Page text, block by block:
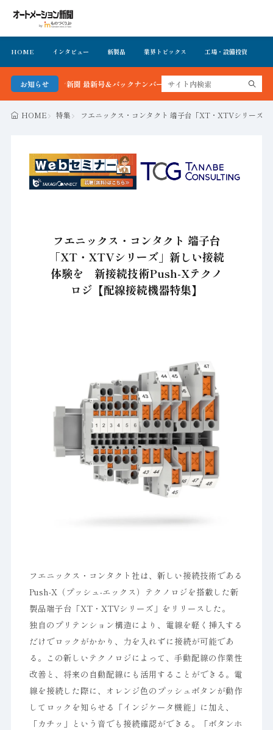
HOME インタビュー 新製品 業界トピックス 工場・設備投資
お知らせ
ション新聞 最新号＆バックナンバーを無料で公開中 詳細はこちら
HOME 特集 フエニックス・コンタクト 端子台「XT・XTVシリーズ
フエニックス・コンタクト 端子台
「XT・XTVシリーズ」新しい接続
体験を 新接続技術Push-Xテクノ
ロジ【配線接続機器特集】
フエニックス・コンタクト社は、新しい接続技術である
Push-X（プッシュ-エックス）テクノロジを搭載した新
製品端子台「XT・XTVシリーズ」をリリースした。
独自のプリテンション構造により、電線を軽く挿入する
だけでロックがかかり、力を入れずに接続が可能であ
る。この新しいテクノロジによって、手動配線の作業性
改善と、将来の自動配線にも活用することができる。電
線を接続した際に、オレンジ色のプッシュボタンが動作
してロックを知らせる「インジケータ機能」に加え、
「カチッ」という音でも接続確認ができる。「ボタンホ